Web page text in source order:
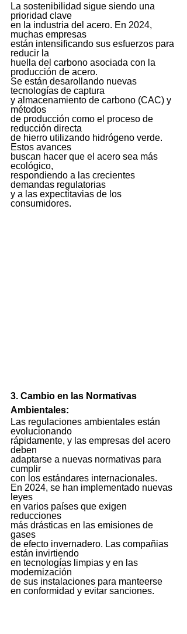
La sostenibilidad sigue siendo una
prioridad clave
en la industria del acero. En 2024,
muchas empresas
están intensificando sus esfuerzos para
reducir la
huella del carbono asociada con la
producción de acero.
Se están desarollando nuevas
tecnologías de captura
y almacenamiento de carbono (CAC) y
métodos
de producción como el proceso de
reducción directa
de hierro utilizando hidrógeno verde.
Estos avances
buscan hacer que el acero sea más
ecológico,
respondiendo a las crecientes
demandas regulatorias
y a las expectitavias de los
consumidores.
3. Cambio en las Normativas
Ambientales:
Las regulaciones ambientales están
evolucionando
rápidamente, y las empresas del acero
deben
adaptarse a nuevas normativas para
cumplir
con los estándares internacionales.
En 2024, se han implementado nuevas
leyes
en varios países que exigen
reducciones
más drásticas en las emisiones de
gases
de efecto invernadero. Las compañias
están invirtiendo
en tecnologías limpias y en las
modernización
de sus instalaciones para manteerse
en conformidad y evitar sanciones.